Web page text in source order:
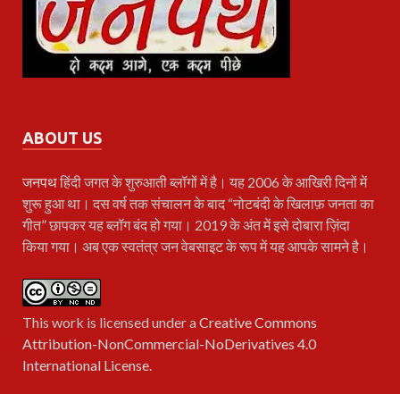
ABOUT US
जनपथहिंदी जगत के शुरुआती ब्लॉगों में है। यह 2006 के आखिरी दिनों में
शुरू हुआ था। दस वर्ष तक संचालन के बाद “नोटबंदी के खिलाफ़ जनता का
गीत” छापकर यह ब्लॉग बंद हो गया। 2019 के अंत में इसे दोबारा ज़िंदा
किया गया। अब एक स्वतंत्र जन वेबसाइट के रूप में यह आपके सामने है।
This work is licensed under aCreative Commons
Attribution-NonCommercial-NoDerivatives 4.0
International License